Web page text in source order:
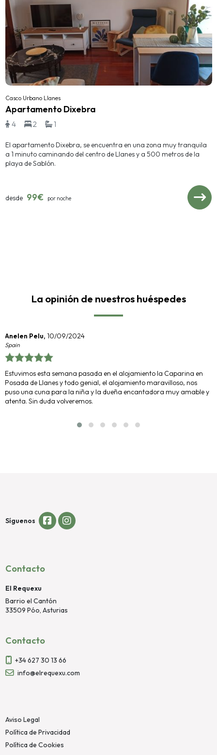
Casco Urbano Llanes
Apartamento Dixebra
4 2 1
El apartamento Dixebra, se encuentra en una zona muy tranquila
a 1 minuto caminando del centro de Llanes y a 500 metros de la
playa de Sablón.
desde 99€ por noche
La opinión de nuestros huéspedes
Anelen Pelu, 10/09/2024
Spain
Estuvimos esta semana pasada en el alojamiento la Caparina en
Posada de Llanes y todo genial, el alojamiento maravilloso, nos
puso una cuna para la niña y la dueña encantadora muy amable y
atenta. Sin duda volveremos.
Síguenos
Contacto
El Requexu
Barrio el Cantón
33509 Póo, Asturias
Contacto
+34 627 30 13 66
info@elrequexu.com
Aviso Legal
Política de Privacidad
Política de Cookies